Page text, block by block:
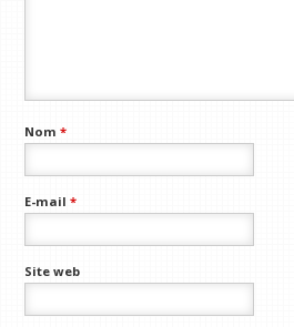
Nom*
E-mail*
Site web